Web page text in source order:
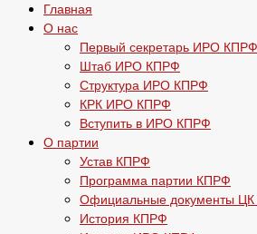
Главная
О нас
Первый секретарь ИРО КПРФ
Штаб ИРО КПРФ
Структура ИРО КПРФ
КРК ИРО КПРФ
Вступить в ИРО КПРФ
О партии
Устав КПРФ
Программа партии КПРФ
Официальные документы
История КПРФ